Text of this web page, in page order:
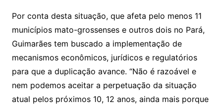
Por conta desta situação, que afeta pelo menos 11
municípios mato-grossenses e outros dois no Pará,
Guimarães tem buscado a implementação de
mecanismos econômicos, jurídicos e regulatórios
para que a duplicação avance. “Não é razoável e
nem podemos aceitar a perpetuação da situação
atual pelos próximos 10, 12 anos, ainda mais porque